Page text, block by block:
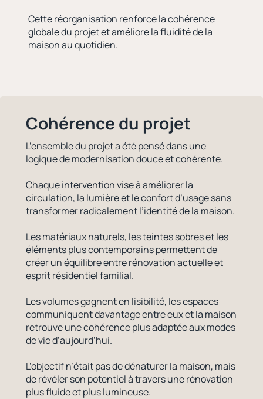
Cette réorganisation renforce la cohérence
globale du projet et améliore la fluidité de la
maison au quotidien.
Cohérence du projet
L’ensemble du projet a été pensé dans une
logique de modernisation douce et cohérente.
Chaque intervention vise à améliorer la
circulation, la lumière et le confort d’usage sans
transformer radicalement l’identité de la maison.
Les matériaux naturels, les teintes sobres et les
éléments plus contemporains permettent de
créer un équilibre entre rénovation actuelle et
esprit résidentiel familial.
Les volumes gagnent en lisibilité, les espaces
communiquent davantage entre eux et la maison
retrouve une cohérence plus adaptée aux modes
de vie d’aujourd’hui.
L’objectif n’était pas de dénaturer la maison, mais
de révéler son potentiel à travers une rénovation
plus fluide et plus lumineuse.